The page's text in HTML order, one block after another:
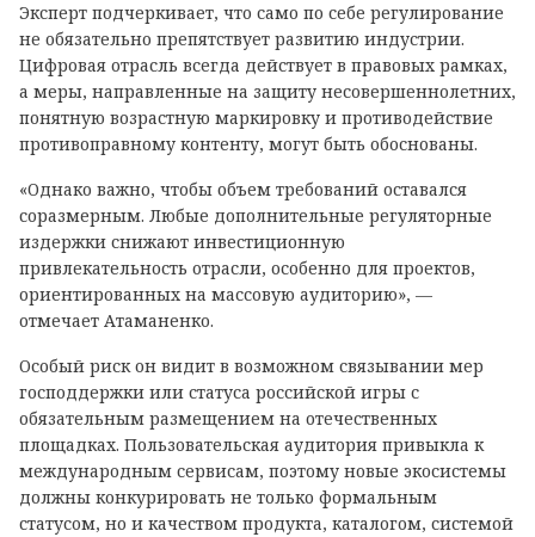
Эксперт подчеркивает, что само по себе регулирование
не обязательно препятствует развитию индустрии.
Цифровая отрасль всегда действует в правовых рамках,
а меры, направленные на защиту несовершеннолетних,
понятную возрастную маркировку и противодействие
противоправному контенту, могут быть обоснованы.
«Однако важно, чтобы объем требований оставался
соразмерным. Любые дополнительные регуляторные
издержки снижают инвестиционную
привлекательность отрасли, особенно для проектов,
ориентированных на массовую аудиторию», —
отмечает Атаманенко.
Особый риск он видит в возможном связывании мер
господдержки или статуса российской игры с
обязательным размещением на отечественных
площадках. Пользовательская аудитория привыкла к
международным сервисам, поэтому новые экосистемы
должны конкурировать не только формальным
статусом, но и качеством продукта, каталогом, системой